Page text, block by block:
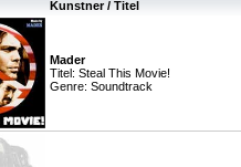
Kunstner / Titel
Mader
Titel: Steal This Movie!
Genre: Soundtrack